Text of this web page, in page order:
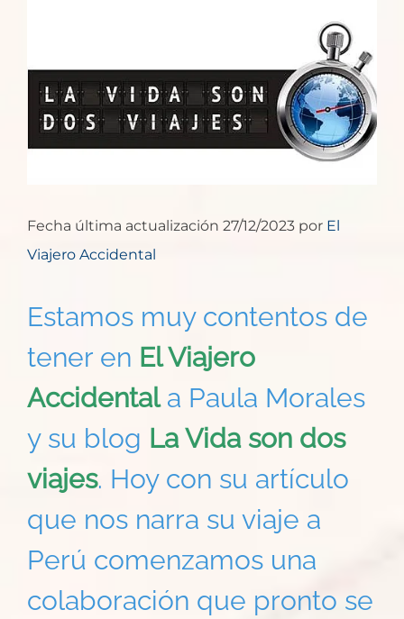
grande
Fecha última actualización 27/12/2023 por El
Viajero Accidental
Estamos muy contentos de
tener en El Viajero
Accidentala Paula Morales
y su blog La Vida son dos
viajes. Hoy con su artículo
que nos narra su viaje a
Perú comenzamos una
colaboración que pronto se